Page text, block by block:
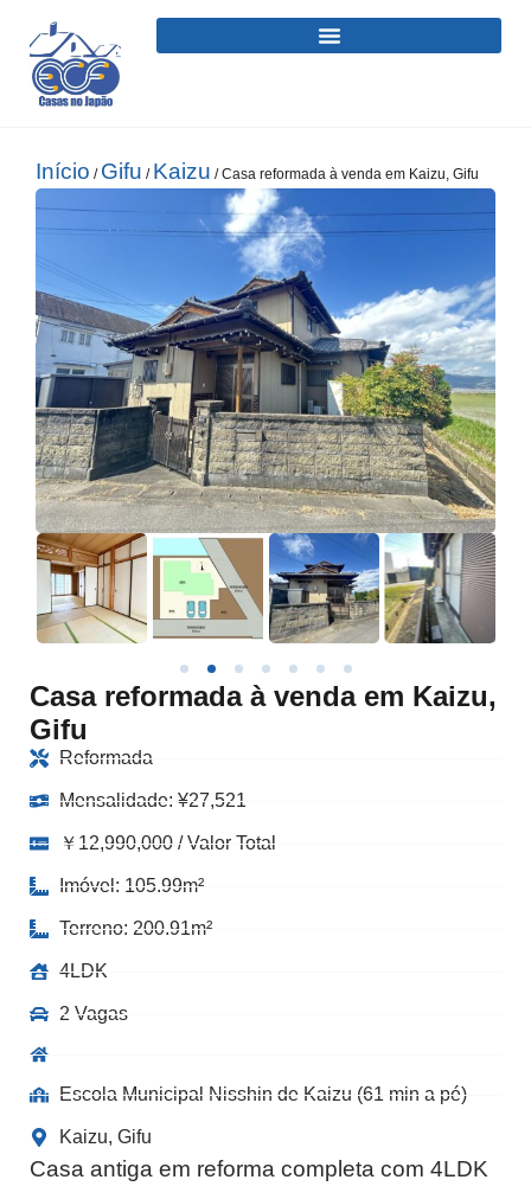
Início / Gifu / Kaizu / Casa reformada à venda em Kaizu, Gifu
Casa reformada à venda em Kaizu,
Gifu
Reformada
Mensalidade: ¥27,521
￥12,990,000 / Valor Total
Imóvel: 105.99m²
Terreno: 200.91m²
4LDK
2 Vagas
Escola Municipal Nisshin de Kaizu (61 min a pé)
Kaizu, Gifu
Casa antiga em reforma completa com 4LDK